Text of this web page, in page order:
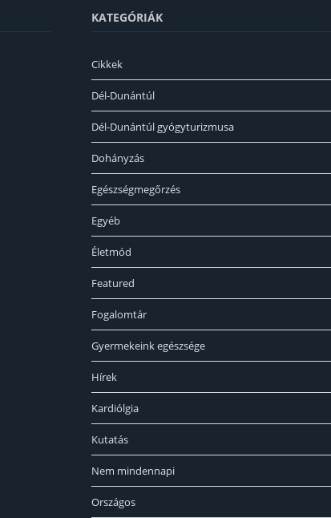
KATEGÓRIÁK
Cikkek
Dél-Dunántúl
Dél-Dunántúl gyógyturizmusa
Dohányzás
Egészségmegőrzés
Egyéb
Életmód
Featured
Fogalomtár
Gyermekeink egészsége
Hírek
Kardiólgia
Kutatás
Nem mindennapi
Országos